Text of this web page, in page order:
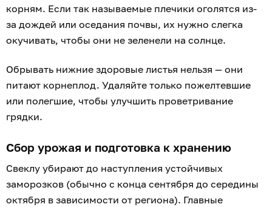
корням. Если так называемые плечики оголятся из-
за дождей или оседания почвы, их нужно слегка
окучивать, чтобы они не зеленели на солнце.
Обрывать нижние здоровые листья нельзя — они
питают корнеплод. Удаляйте только пожелтевшие
или полегшие, чтобы улучшить проветривание
грядки.
Сбор урожая и подготовка к хранению
Свеклу убирают до наступления устойчивых
заморозков (обычно с конца сентября до середины
октября в зависимости от региона). Главные